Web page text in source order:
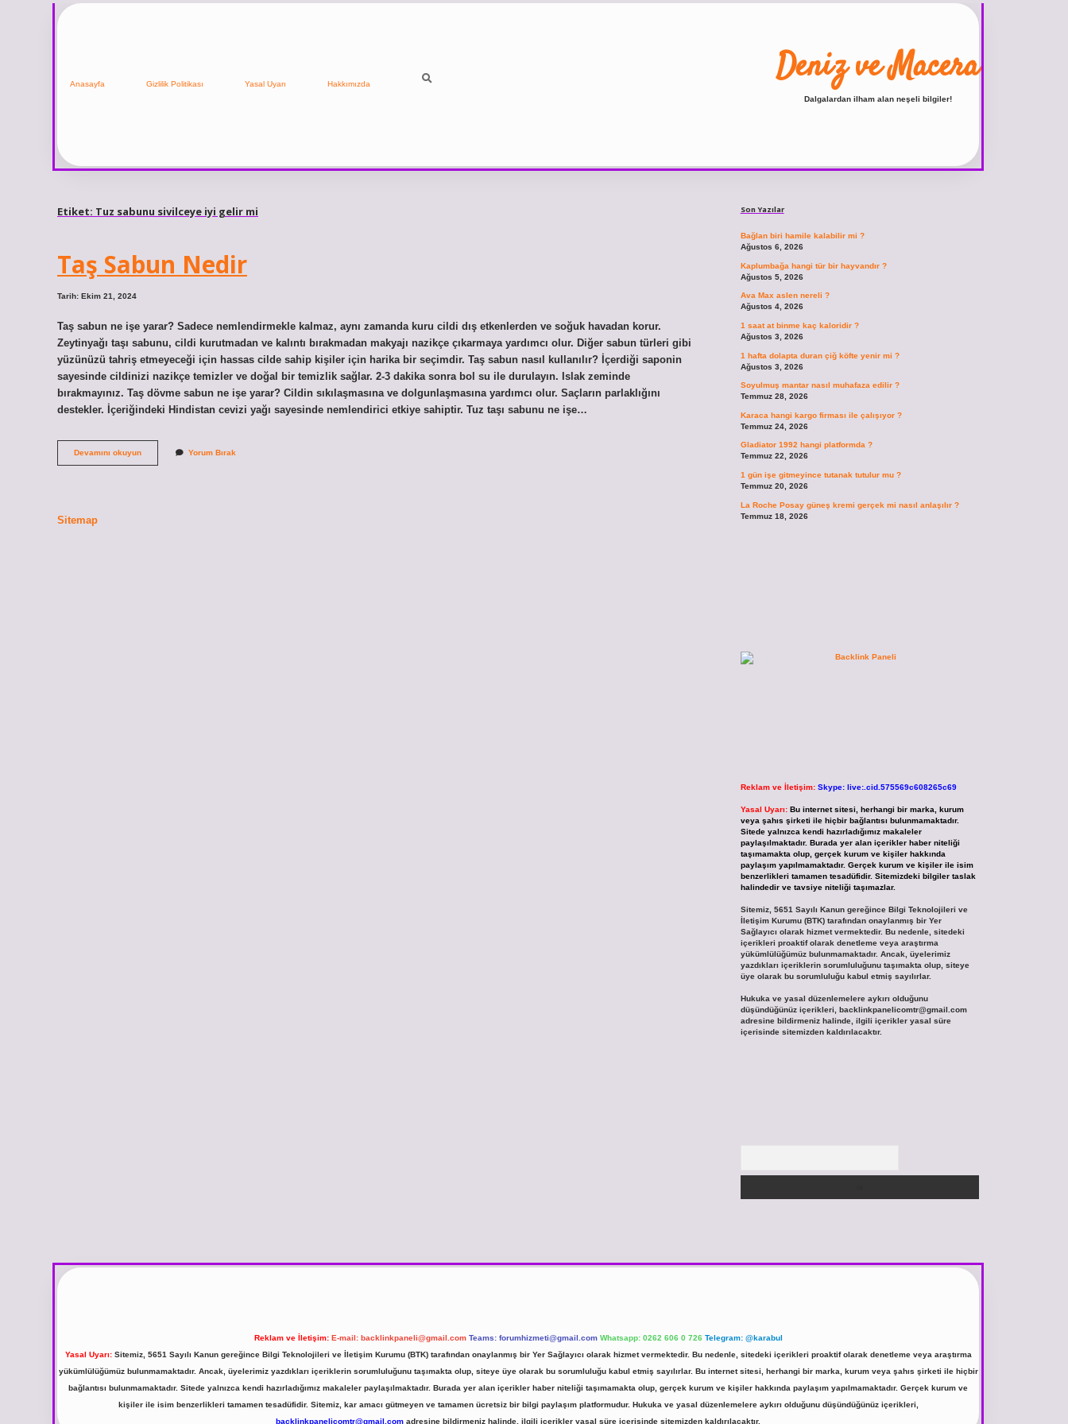
Anasayfa Gizlilik Politikası Yasal Uyarı Hakkımızda Deniz ve Macera
Dalgalardan ilham alan neşeli bilgiler!
Etiket: Tuz sabunu sivilceye iyi gelir mi
Taş Sabun Nedir
Tarih: Ekim 21, 2024
Taş sabun ne işe yarar? Sadece nemlendirmekle kalmaz, aynı zamanda kuru cildi dış etkenlerden ve soğuk havadan korur.
Zeytinyağı taşı sabunu, cildi kurutmadan ve kalıntı bırakmadan makyajı nazikçe çıkarmaya yardımcı olur. Diğer sabun türleri gibi
yüzünüzü tahriş etmeyeceği için hassas cilde sahip kişiler için harika bir seçimdir. Taş sabun nasıl kullanılır? İçerdiği saponin
sayesinde cildinizi nazikçe temizler ve doğal bir temizlik sağlar. 2-3 dakika sonra bol su ile durulayın. Islak zeminde
bırakmayınız. Taş dövme sabun ne işe yarar? Cildin sıkılaşmasına ve dolgunlaşmasına yardımcı olur. Saçların parlaklığını
destekler. İçeriğindeki Hindistan cevizi yağı sayesinde nemlendirici etkiye sahiptir. Tuz taşı sabunu ne işe…
Devamını okuyunTaş
Sabun
Yorum Bırak
Sitemap
Son Yazılar
Bağlan biri hamile kalabilir mi ?
Ağustos 6, 2026
Kaplumbağa hangi tür bir hayvandır ?
Ağustos 5, 2026
Ava Max aslen nereli ?
Ağustos 4, 2026
1 saat at binme kaç kaloridir ?
Ağustos 3, 2026
1 hafta dolapta duran çiğ köfte yenir mi ?
Ağustos 3, 2026
Soyulmuş mantar nasıl muhafaza edilir ?
Temmuz 28, 2026
Karaca hangi kargo firması ile çalışıyor ?
Temmuz 24, 2026
Gladiator 1992 hangi platformda ?
Temmuz 22, 2026
1 gün işe gitmeyince tutanak tutulur mu ?
Temmuz 20, 2026
La Roche Posay güneş kremi gerçek mi nasıl anlaşılır ?
Temmuz 18, 2026
Reklam ve İletişim: Skype: live:.cid.575569c608265c69
Yasal Uyarı: Bu internet sitesi, herhangi bir marka, kurum
veya şahıs şirketi ile hiçbir bağlantısı bulunmamaktadır.
Sitede yalnızca kendi hazırladığımız makaleler
paylaşılmaktadır. Burada yer alan içerikler haber niteliği
taşımamakta olup, gerçek kurum ve kişiler hakkında
paylaşım yapılmamaktadır. Gerçek kurum ve kişiler ile isim
benzerlikleri tamamen tesadüfidir. Sitemizdeki bilgiler taslak
halindedir ve tavsiye niteliği taşımazlar.
Sitemiz, 5651 Sayılı Kanun gereğince Bilgi Teknolojileri ve
İletişim Kurumu (BTK) tarafından onaylanmış bir Yer
Sağlayıcı olarak hizmet vermektedir. Bu nedenle, sitedeki
içerikleri proaktif olarak denetleme veya araştırma
yükümlülüğümüz bulunmamaktadır. Ancak, üyelerimiz
yazdıkları içeriklerin sorumluluğunu taşımakta olup, siteye
üye olarak bu sorumluluğu kabul etmiş sayılırlar.
Hukuka ve yasal düzenlemelere aykırı olduğunu
düşündüğünüz içerikleri, backlinkpanelicomtr@gmail.com
adresine bildirmeniz halinde, ilgili içerikler yasal süre
içerisinde sitemizden kaldırılacaktır.
ilbetvdcasino giriş sitesi
Reklam ve İletişim: E-mail: backlinkpaneli@gmail.com Teams: forumhizmeti@gmail.com Whatsapp: 0262 606 0 726 Telegram: @karabul
Yasal Uyarı:Sitemiz, 5651 Sayılı Kanun gereğince Bilgi Teknolojileri ve İletişim Kurumu (BTK) tarafından onaylanmış bir Yer Sağlayıcı olarak hizmet vermektedir. Bu nedenle, sitedeki içerikleri proaktif olarak denetleme veya araştırma
yükümlülüğümüz bulunmamaktadır. Ancak, üyelerimiz yazdıkları içeriklerin sorumluluğunu taşımakta olup, siteye üye olarak bu sorumluluğu kabul etmiş sayılırlar. Bu internet sitesi, herhangi bir marka, kurum veya şahıs şirketi ile hiçbir
bağlantısı bulunmamaktadır. Sitede yalnızca kendi hazırladığımız makaleler paylaşılmaktadır. Burada yer alan içerikler haber niteliği taşımamakta olup, gerçek kurum ve kişiler hakkında paylaşım yapılmamaktadır. Gerçek kurum ve
kişiler ile isim benzerlikleri tamamen tesadüfidir. Sitemiz, kar amacı gütmeyen ve tamamen ücretsiz bir bilgi paylaşım platformudur. Hukuka ve yasal düzenlemelere aykırı olduğunu düşündüğünüz içerikleri,
backlinkpanelicomtr@gmail.com adresine bildirmeniz halinde, ilgili içerikler yasal süre içerisinde sitemizden kaldırılacaktır.